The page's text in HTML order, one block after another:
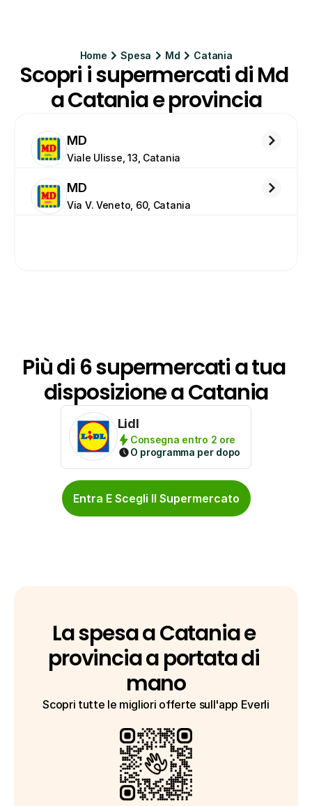
Home Spesa Md Catania
Scopri i supermercati di Md
a Catania e provincia
MD
Viale Ulisse, 13, Catania
MD
Via V. Veneto, 60, Catania
Più di 6 supermercati a tua
disposizione a Catania
Lidl
Consegna entro 2 ore
O programma per dopo
Entra E Scegli Il Supermercato
La spesa a Catania e
provincia a portata di
mano
Scopri tutte le migliori offerte sull'app Everli